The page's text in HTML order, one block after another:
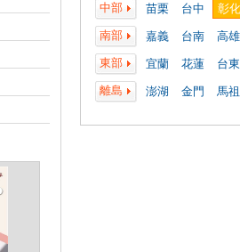
中部
苗栗 台中 彰化
南部
嘉義 台南 高雄
東部
宜蘭 花蓮
台東
離島
澎湖 金門 馬祖